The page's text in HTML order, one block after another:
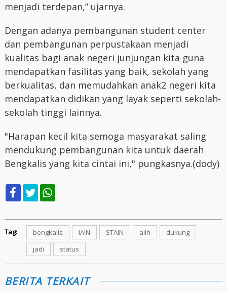
menjadi terdepan,” ujarnya.
Dengan adanya pembangunan student center
dan pembangunan perpustakaan menjadi
kualitas bagi anak negeri junjungan kita guna
mendapatkan fasilitas yang baik, sekolah yang
berkualitas, dan memudahkan anak2 negeri kita
mendapatkan didikan yang layak seperti sekolah-
sekolah tinggi lainnya.
"Harapan kecil kita semoga masyarakat saling
mendukung pembangunan kita untuk daerah
Bengkalis yang kita cintai ini," pungkasnya.(dody)
Tag: bengkalis IAIN STAIN alih
dukung
jadi
status
BERITA TERKAIT